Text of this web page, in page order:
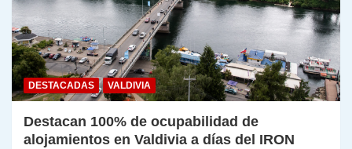
DESTACADAS VALDIVIA
Destacan 100% de ocupabilidad de
alojamientos en Valdivia a días del IRON